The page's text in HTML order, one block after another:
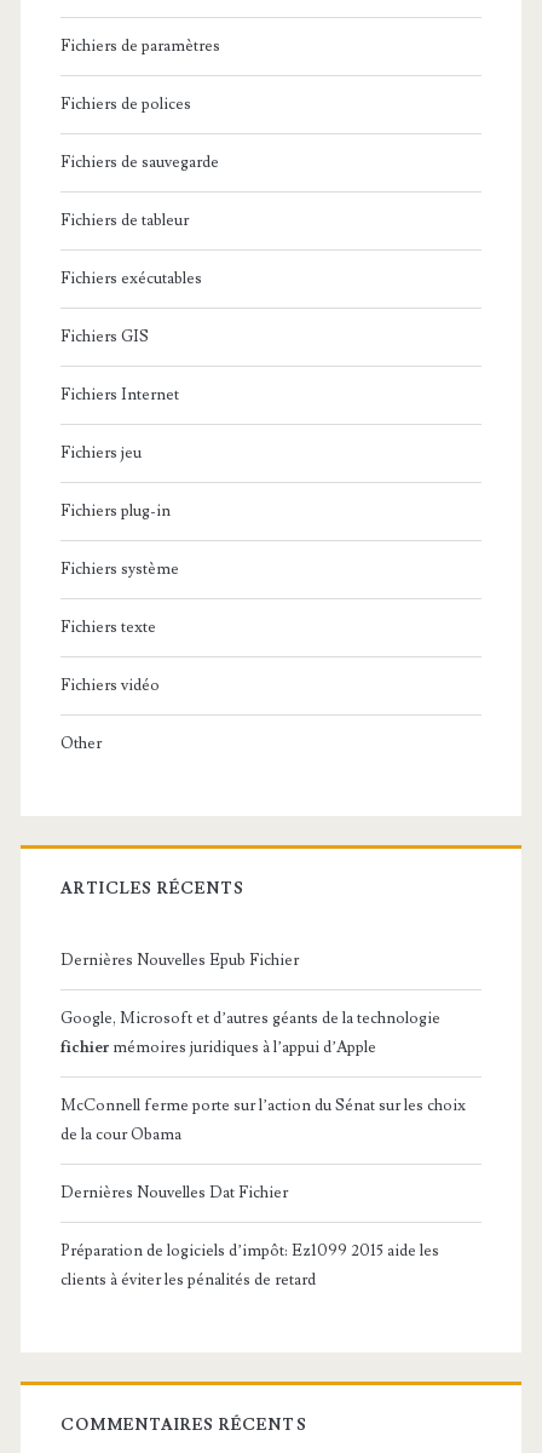
Fichiers de paramètres
Fichiers de polices
Fichiers de sauvegarde
Fichiers de tableur
Fichiers exécutables
Fichiers GIS
Fichiers Internet
Fichiers jeu
Fichiers plug-in
Fichiers système
Fichiers texte
Fichiers vidéo
Other
ARTICLES RÉCENTS
Dernières Nouvelles Epub Fichier
Google, Microsoft et d’autres géants de la technologie
fichier mémoires juridiques à l’appui d’Apple
McConnell ferme porte sur l’action du Sénat sur les choix
de la cour Obama
Dernières Nouvelles Dat Fichier
Préparation de logiciels d’impôt: Ez1099 2015 aide les
clients à éviter les pénalités de retard
COMMENTAIRES RÉCENTS